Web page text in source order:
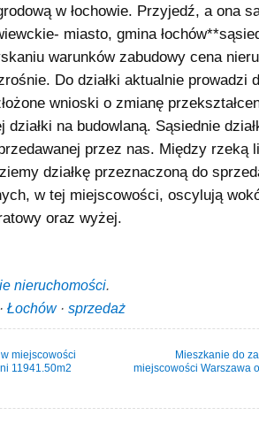
w łochowie. Przyjedź, a ona
miasto, gmina
warunków zabudowy cena
Do działki aktualnie prowadzi
wnioski o zmianę
działki na budowlaną. Sąsiednie
przez nas. Między rzeką
działkę przeznaczoną do
w tej miejscowości, oscylują
oraz wyżej.
nieruchomości.
· Łochów· sprzedaż
miejscowości
11941.50m2
Mieszkanie do
miejscowości Warszawa